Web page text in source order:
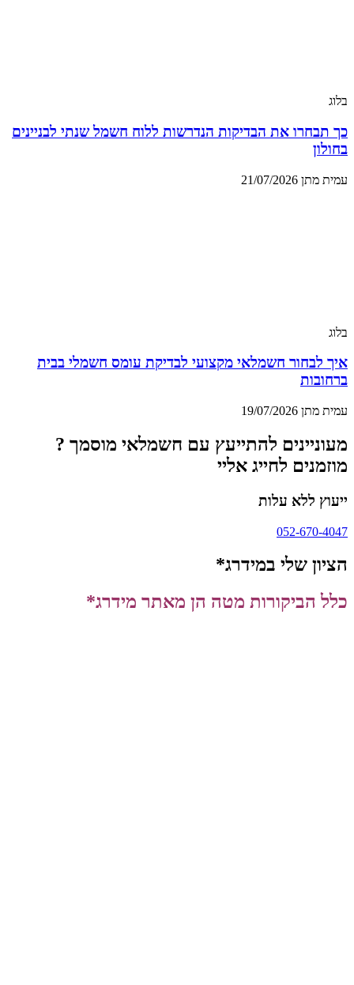
בלוג
כך תבחרו את הבדיקות הנדרשות ללוח חשמל שנתי לבניינים
בחולון
עמית מתן 21/07/2026
בלוג
איך לבחור חשמלאי מקצועי לבדיקת עומס חשמלי בבית
ברחובות
עמית מתן 19/07/2026
מעוניינים להתייעץ עם חשמלאי מוסמך ?
מוזמנים לחייג אליי
ייעוץ ללא עלות
052-670-4047
הציון שלי במידרג*
כלל הביקורות מטה הן מאתר מידרג*